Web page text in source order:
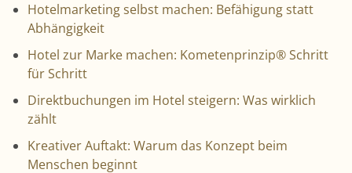
Hotelmarketing selbst machen: Befähigung statt
Abhängigkeit
Hotel zur Marke machen: Kometenprinzip® Schritt
für Schritt
Direktbuchungen im Hotel steigern: Was wirklich
zählt
Kreativer Auftakt: Warum das Konzept beim
Menschen beginnt